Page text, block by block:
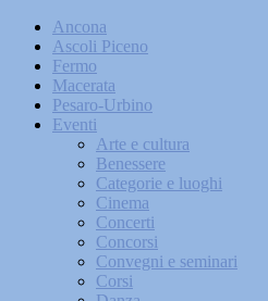
Ancona
Ascoli Piceno
Fermo
Macerata
Pesaro-Urbino
Eventi
Arte e cultura
Benessere
Categorie e luoghi
Cinema
Concerti
Concorsi
Convegni e seminari
Corsi